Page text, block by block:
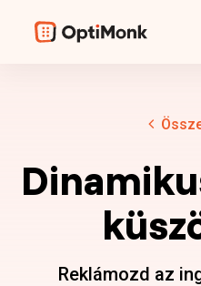
Reklámozd az